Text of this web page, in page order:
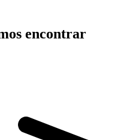
encontrar